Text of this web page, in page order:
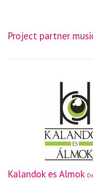
Project partner
Kalandok es Almok